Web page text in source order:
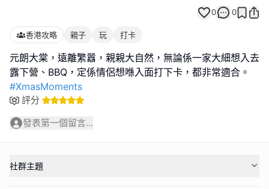
0 0
香港攻略 親子 玩 打卡
元朗大棠，遠離繁囂，親親大自然，無論係一家大細想入去
#XmasMoments
評分
發表第一個留言...
社群主題